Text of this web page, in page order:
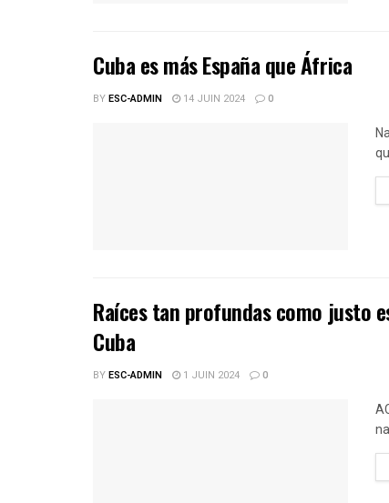
Cuba es más España que África
BYESC-ADMIN 14 JUIN 2024 0
Raíces tan profundas como justo
Cuba
BYESC-ADMIN 1 JUIN 2024 0